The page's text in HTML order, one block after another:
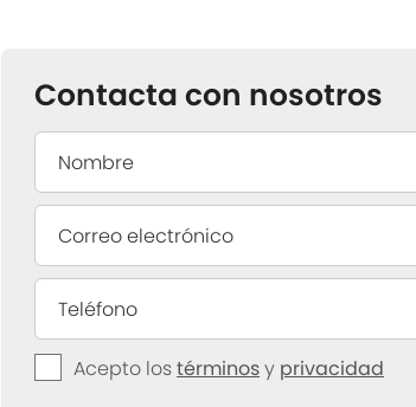
Contacta con nosotros
Acepto lostérminosy privacidad